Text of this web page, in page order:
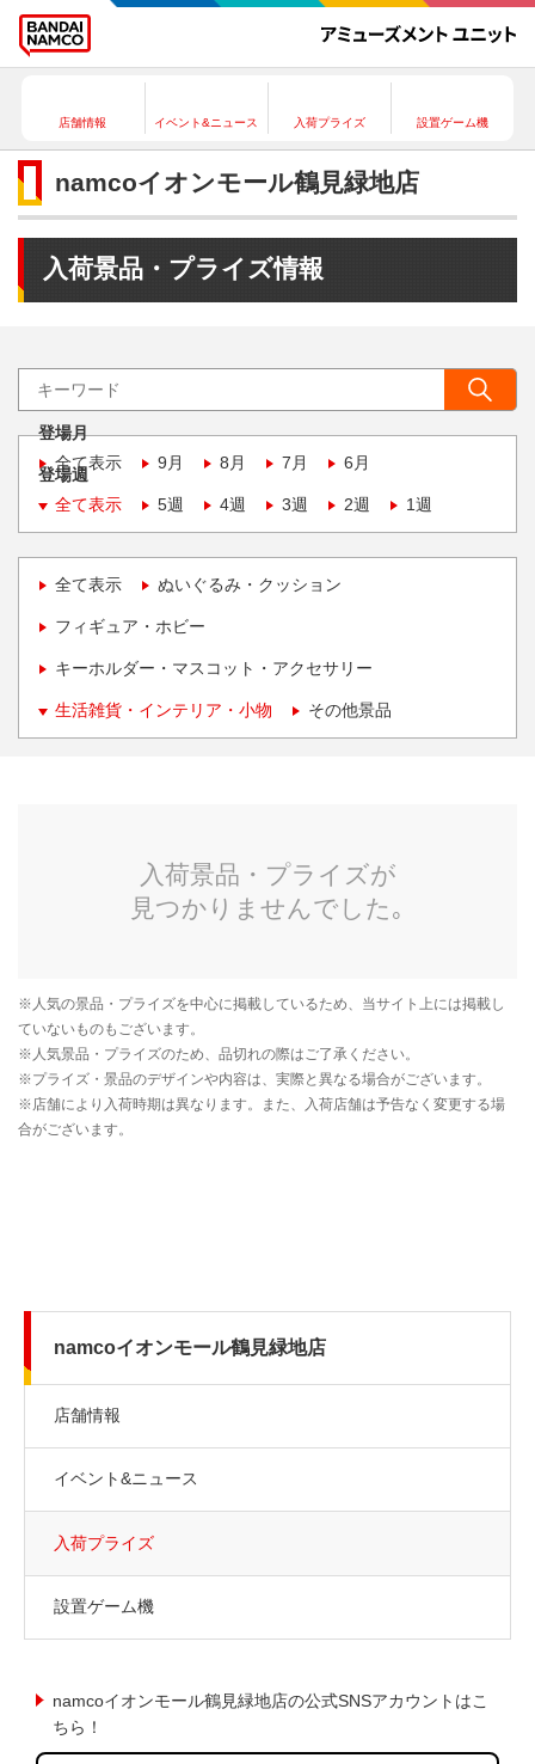
店舗情報 イベント&ニュース 入荷プライズ 設置ゲーム機
namcoイオンモール鶴見緑地店
入荷景品・プライズ情報
登場月
全て表示
9月 8月 7月 6月
登場週
全て表示
5週 4週 3週 2週 1週
全て表示 ぬいぐるみ・クッション
フィギュア・ホビー
キーホルダー・マスコット・アクセサリー
生活雑貨・インテリア・小物 その他景品
namcoイオンモール鶴見緑地店
店舗情報
イベント&ニュース
入荷プライズ
設置ゲーム機
namcoイオンモール鶴見緑地店の公式SNSアカウントはこ
ちら！